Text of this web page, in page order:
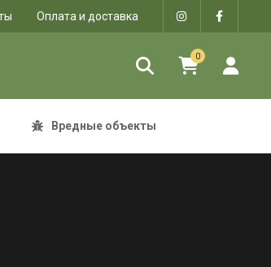
Оплата и доставка
0
Вредные объекты